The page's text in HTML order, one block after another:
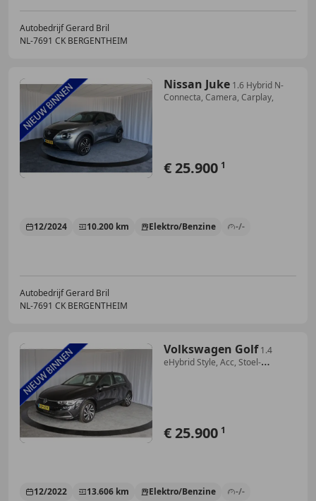
Autobedrijf Gerard Bril
NL-7691 CK BERGENTHEIM
Nissan Juke 1.6 Hybrid N-
Connecta, Camera, Carplay,
€ 25.900 1
12/2024 10.200 km Elektro/Benzine -/-
Autobedrijf Gerard Bril
NL-7691 CK BERGENTHEIM
Volkswagen Golf 1.4
eHybrid Style, Acc, Stoel-
€ 25.900 1
12/2022 13.606 km Elektro/Benzine -/-